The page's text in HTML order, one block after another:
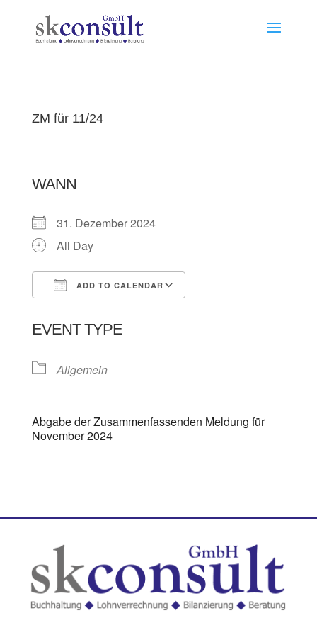
ZM für 11/24
WANN
31. Dezember 2024
All Day
ADD TO CALENDAR
EVENT TYPE
Allgemein
Abgabe der Zusammenfassenden Meldung für
November 2024